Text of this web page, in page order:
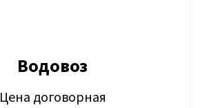
Водовоз
Цена договорная